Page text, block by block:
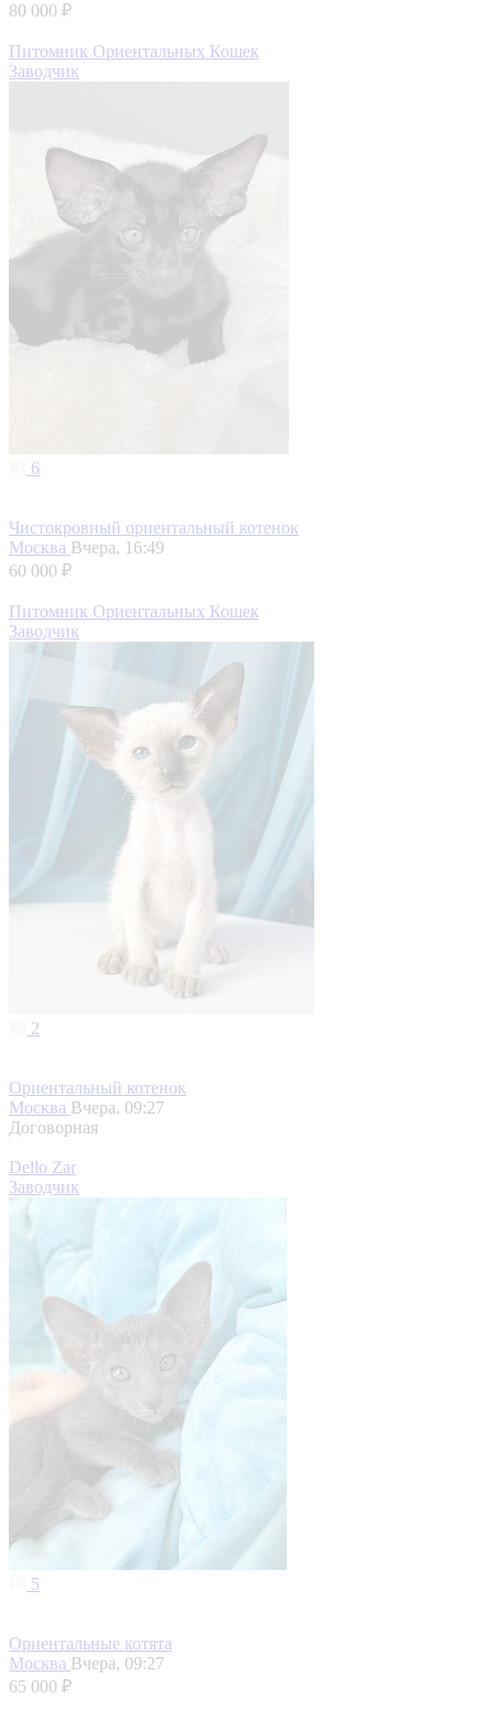
80 000 ₽
Питомник Ориентальных Кошек
Заводчик
6
Чистокровный ориентальный котенок
Москва Вчера, 16:49
60 000 ₽
Питомник Ориентальных Кошек
Заводчик
2
Ориентальный котенок
Москва Вчера, 09:27
Договорная
Dello Zar
Заводчик
5
Ориентальные котята
Москва Вчера, 09:27
65 000 ₽